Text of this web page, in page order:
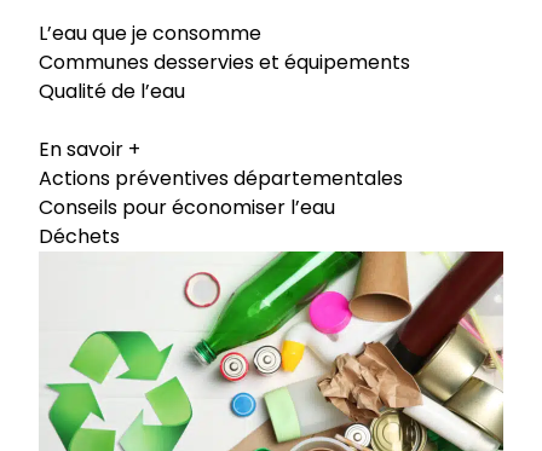
L’eau que je consomme
Communes desservies et équipements
Qualité de l’eau
En savoir +
Actions préventives départementales
Conseils pour économiser l’eau
Déchets